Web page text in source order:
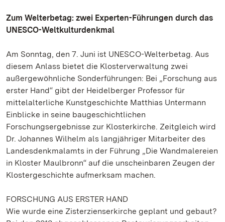
Zum Welterbetag: zwei Experten-Führungen durch das
UNESCO-Weltkulturdenkmal
Am Sonntag, den 7. Juni ist UNESCO-Welterbetag. Aus
diesem Anlass bietet die Klosterverwaltung zwei
außergewöhnliche Sonderführungen: Bei „Forschung aus
erster Hand“ gibt der Heidelberger Professor für
mittelalterliche Kunstgeschichte Matthias Untermann
Einblicke in seine baugeschichtlichen
Forschungsergebnisse zur Klosterkirche. Zeitgleich wird
Dr. Johannes Wilhelm als langjähriger Mitarbeiter des
Landesdenkmalamts in der Führung „Die Wandmalereien
in Kloster Maulbronn“ auf die unscheinbaren Zeugen der
Klostergeschichte aufmerksam machen.
FORSCHUNG AUS ERSTER HAND
Wie wurde eine Zisterzienserkirche geplant und gebaut?